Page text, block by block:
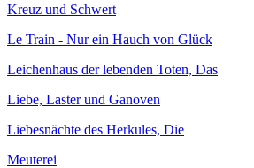
Kreuz und Schwert
Le Train - Nur ein Hauch von Glück
Leichenhaus der lebenden Toten, Das
Liebe, Laster und Ganoven
Liebesnächte des Herkules, Die
Meuterei